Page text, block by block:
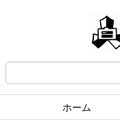
ホーム